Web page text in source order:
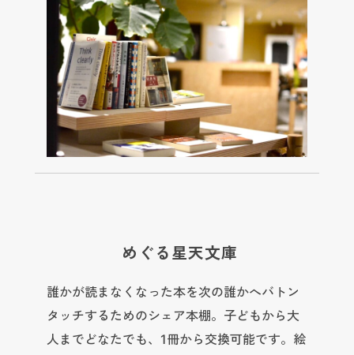
めぐる星天文庫
誰かが読まなくなった本を次の誰かへバトン
タッチするためのシェア本棚。子どもから大
人までどなたでも、1冊から交換可能です。絵